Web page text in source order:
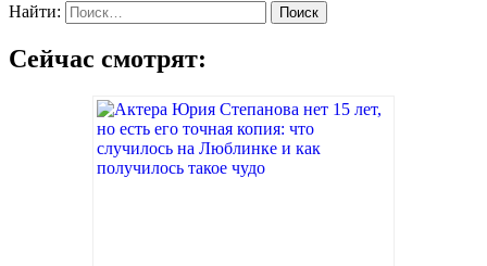
Найти:
Сейчас смотрят: